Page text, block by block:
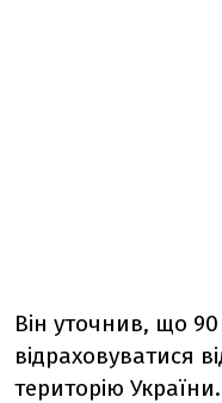
Він уточнив, що 90
відраховуватися
територію України.